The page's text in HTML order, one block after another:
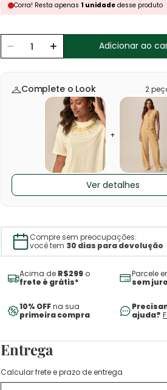
Corra! Resta apenas 1 unidadedesse produto
Adicionar ao
Complete o Look 2
+
Ver detalhes
Compre sem preocupações:
você tem 30 dias para devolução
Acima de R$299o
frete é grátis*
Parcele
sem
10% OFFna sua
primeira compra
ajuda?
Entrega
Calcular frete e prazo de entrega